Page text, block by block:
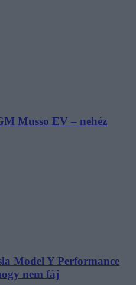
Musso EV – nehéz
Model Y Performance
nem fáj